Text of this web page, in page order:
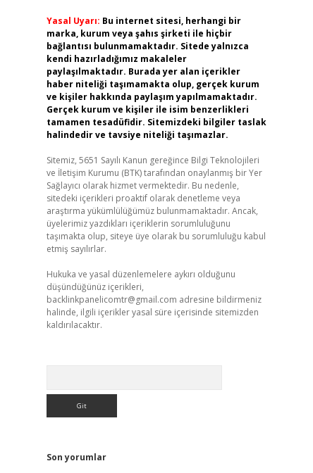
Yasal Uyarı: Bu internet sitesi, herhangi bir
marka, kurum veya şahıs şirketi ile hiçbir
bağlantısı bulunmamaktadır. Sitede yalnızca
kendi hazırladığımız makaleler
paylaşılmaktadır. Burada yer alan içerikler
haber niteliği taşımamakta olup, gerçek kurum
ve kişiler hakkında paylaşım yapılmamaktadır.
Gerçek kurum ve kişiler ile isim benzerlikleri
tamamen tesadüfidir. Sitemizdeki bilgiler taslak
halindedir ve tavsiye niteliği taşımazlar.
Sitemiz, 5651 Sayılı Kanun gereğince Bilgi Teknolojileri
ve İletişim Kurumu (BTK) tarafından onaylanmış bir Yer
Sağlayıcı olarak hizmet vermektedir. Bu nedenle,
sitedeki içerikleri proaktif olarak denetleme veya
araştırma yükümlülüğümüz bulunmamaktadır. Ancak,
üyelerimiz yazdıkları içeriklerin sorumluluğunu
taşımakta olup, siteye üye olarak bu sorumluluğu kabul
etmiş sayılırlar.
Hukuka ve yasal düzenlemelere aykırı olduğunu
düşündüğünüz içerikleri,
backlinkpanelicomtr@gmail.com adresine bildirmeniz
halinde, ilgili içerikler yasal süre içerisinde sitemizden
kaldırılacaktır.
Son yorumlar